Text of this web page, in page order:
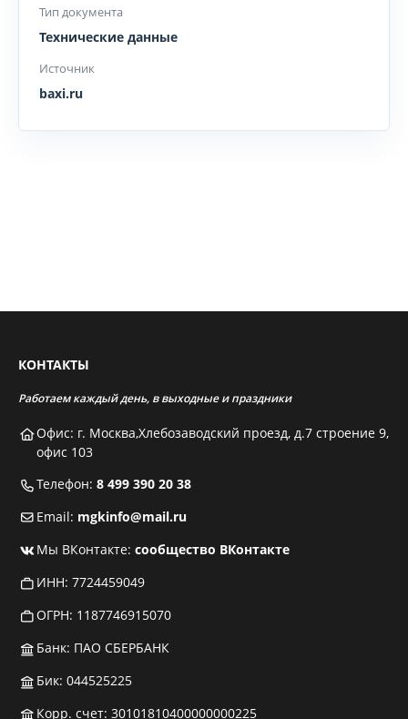
Тип документа
Технические данные
Источник
baxi.ru
КОНТАКТЫ
Работаем каждый день, в выходные и праздники
Офис: г. Москва,Хлебозаводский проезд, д.7 строение 9,
офис 103
Телефон: 8 499 390 20 38
Email: mgkinfo@mail.ru
Мы ВКонтакте: сообщество ВКонтакте
ИНН: 7724459049
ОГРН: 1187746915070
Банк: ПАО СБЕРБАНК
Бик: 044525225
Корр. счет: 30101810400000000225